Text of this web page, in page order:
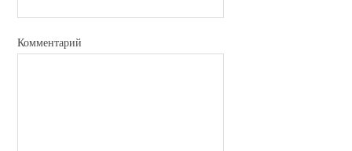
Комментарий